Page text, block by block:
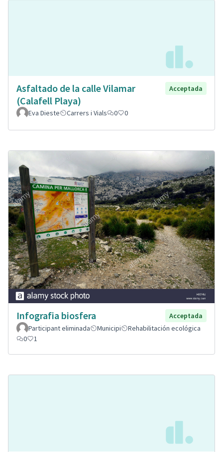
Asfaltado de la calle Vilamar
(Calafell Playa)
Acceptada
Eva Dieste Carrers i Vials 0 0
Infografia biosfera
Acceptada
Participant eliminada
Municipi
Rehabilitación ecológica
0
1